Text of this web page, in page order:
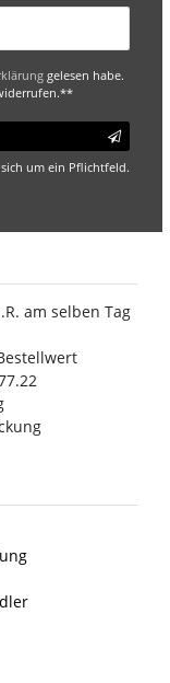
gelesen habe.
um ein Pflichtfeld.
am selben Tag